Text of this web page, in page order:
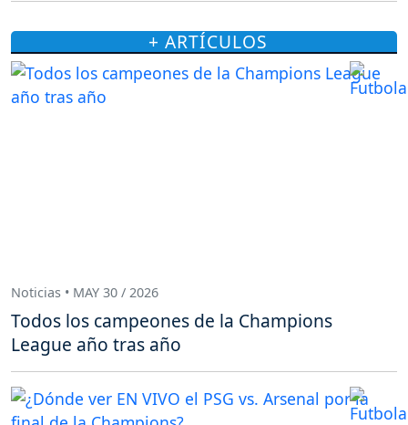
+ ARTÍCULOS
Noticias • MAY 30 / 2026
Todos los campeones de la Champions
League año tras año